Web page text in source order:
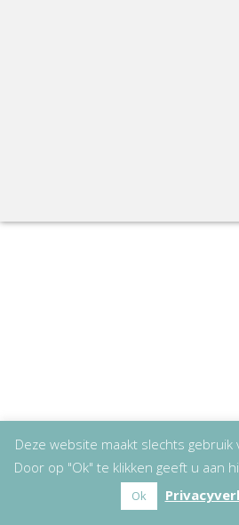
Deze website maakt slechts
Door op "Ok" te klikken geeft u aan
Ok